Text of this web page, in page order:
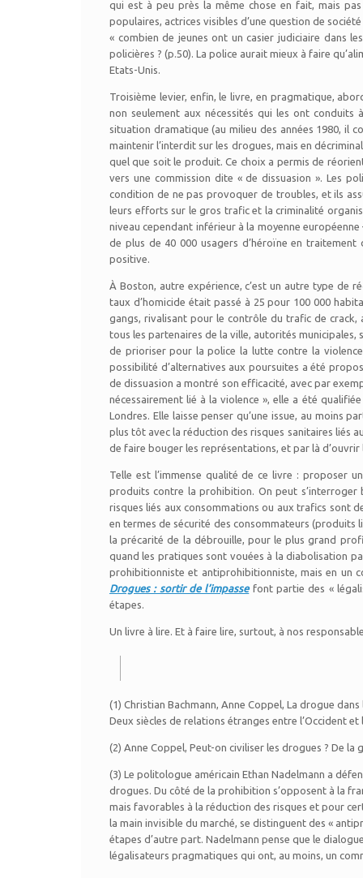
qui est à peu près la même chose en fait, mais
populaires, actrices visibles d’une question de
« combien de jeunes ont un casier judiciaire dans
policières ? (p.50). La police aurait mieux à faire
Etats-Unis.
Troisième levier, enfin, le livre, en pragmatique,
non seulement aux nécessités qui les ont conduits
situation dramatique (au milieu des années 1980, il
maintenir l’interdit sur les drogues, mais en
quel que soit le produit. Ce choix a permis de
vers une commission dite « de dissuasion ». Les
condition de ne pas provoquer de troubles, et ils
leurs efforts sur le gros trafic et la criminalité
niveau cependant inférieur à la moyenne
de plus de 40 000 usagers d’héroïne en
positive.
À Boston, autre expérience, c’est un autre type de
taux d’homicide était passé à 25 pour 100 000
gangs, rivalisant pour le contrôle du trafic de crack,
tous les partenaires de la ville, autorités municipales,
de prioriser pour la police la lutte contre la
possibilité d’alternatives aux poursuites a été
de dissuasion a montré son efficacité, avec par
nécessairement lié à la violence », elle a été
Londres. Elle laisse penser qu’une issue, au moins
plus tôt avec la réduction des risques sanitaires liés
de faire bouger les représentations, et par là d’ouvrir
Telle est l’immense qualité de ce livre : proposer
produits contre la prohibition. On peut s’interroger
risques liés aux consommations ou aux trafics sont
en termes de sécurité des consommateurs (produits
la précarité de la débrouille, pour le plus grand
quand les pratiques sont vouées à la diabolisation
prohibitionniste et antiprohibitionniste, mais en un
Drogues : sortir de l’impassefont partie des «
étapes.
Un livre à lire. Et à faire lire, surtout, à nos
(1) Christian Bachmann, Anne Coppel, La drogue
Deux siècles de relations étranges entre l’Occident et
(2) Anne Coppel, Peut-on civiliser les drogues ? De
(3) Le politologue américain Ethan Nadelmann a
drogues. Du côté de la prohibition s’opposent à la
mais favorables à la réduction des risques et pour
la main invisible du marché, se distinguent des «
étapes d’autre part. Nadelmann pense que le
légalisateurs pragmatiques qui ont, au moins, un